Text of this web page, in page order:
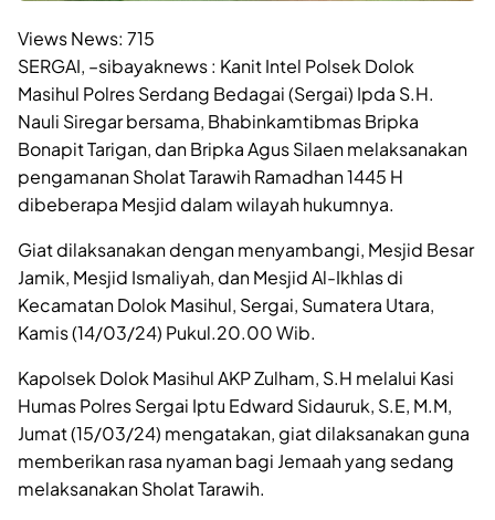
Views News: 715
SERGAI, –sibayaknews : Kanit Intel Polsek Dolok
Masihul Polres Serdang Bedagai (Sergai) Ipda S.H.
Nauli Siregar bersama, Bhabinkamtibmas Bripka
Bonapit Tarigan, dan Bripka Agus Silaen melaksanakan
pengamanan Sholat Tarawih Ramadhan 1445 H
dibeberapa Mesjid dalam wilayah hukumnya.
Giat dilaksanakan dengan menyambangi, Mesjid Besar
Jamik, Mesjid Ismaliyah, dan Mesjid Al-Ikhlas di
Kecamatan Dolok Masihul, Sergai, Sumatera Utara,
Kamis (14/03/24) Pukul.20.00 Wib.
Kapolsek Dolok Masihul AKP Zulham, S.H melalui Kasi
Humas Polres Sergai Iptu Edward Sidauruk, S.E, M.M,
Jumat (15/03/24) mengatakan, giat dilaksanakan guna
memberikan rasa nyaman bagi Jemaah yang sedang
melaksanakan Sholat Tarawih.